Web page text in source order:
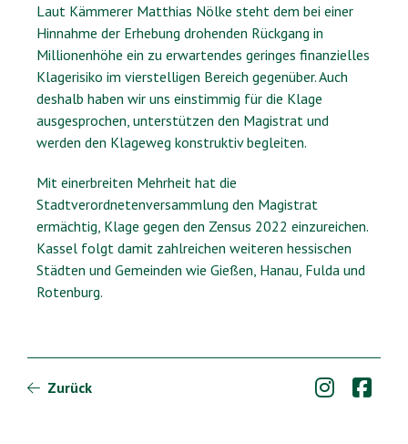
Laut Kämmerer Matthias Nölke steht dem bei einer
Hinnahme der Erhebung drohenden Rückgang in
Millionenhöhe ein zu erwartendes geringes finanzielles
Klagerisiko im vierstelligen Bereich gegenüber. Auch
deshalb haben wir uns einstimmig für die Klage
ausgesprochen, unterstützen den Magistrat und
werden den Klageweg konstruktiv begleiten.
Mit einerbreiten Mehrheit hat die
Stadtverordnetenversammlung den Magistrat
ermächtig, Klage gegen den Zensus 2022 einzureichen.
Kassel folgt damit zahlreichen weiteren hessischen
Städten und Gemeinden wie Gießen, Hanau, Fulda und
Rotenburg.
 Zurück  